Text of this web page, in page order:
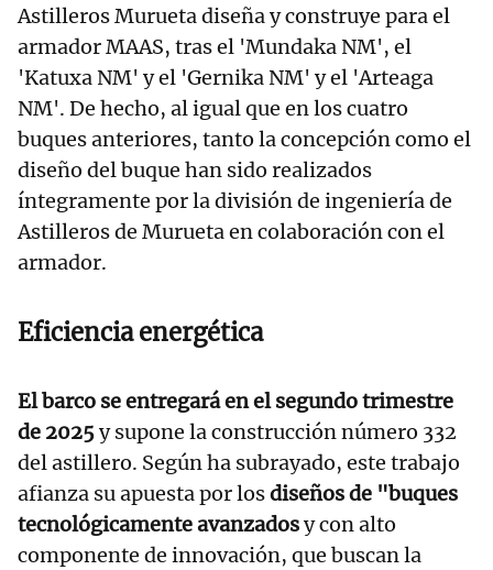
Astilleros Murueta diseña y construye para el
armador MAAS, tras el 'Mundaka NM', el
'Katuxa NM' y el 'Gernika NM' y el 'Arteaga
NM'. De hecho, al igual que en los cuatro
buques anteriores, tanto la concepción como el
diseño del buque han sido realizados
íntegramente por la división de ingeniería de
Astilleros de Murueta en colaboración con el
armador.
Eficiencia energética
El barco se entregará en el segundo trimestre
de 2025y supone la construcción número 332
del astillero. Según ha subrayado, este trabajo
afianza su apuesta por losdiseños de "buques
tecnológicamente avanzadosy con alto
componente de innovación, que buscan la